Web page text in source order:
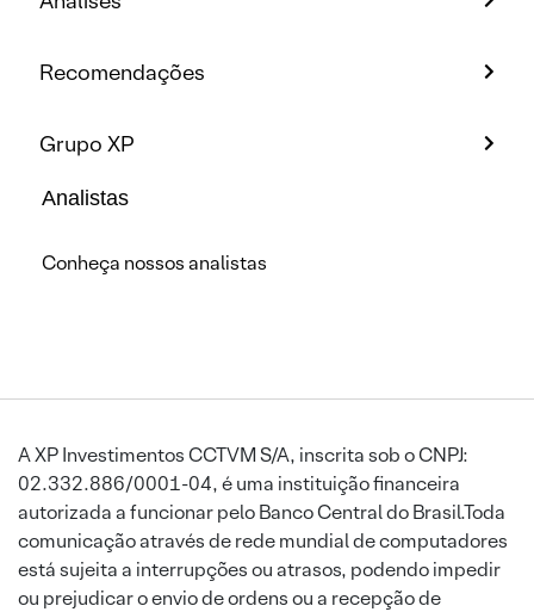
Recomendações
Grupo XP
Analistas
Conheça nossos analistas
A XP Investimentos CCTVM S/A, inscrita sob o CNPJ:
02.332.886/0001-04, é uma instituição financeira
autorizada a funcionar pelo Banco Central do Brasil.Toda
comunicação através de rede mundial de computadores
está sujeita a interrupções ou atrasos, podendo impedir
ou prejudicar o envio de ordens ou a recepção de